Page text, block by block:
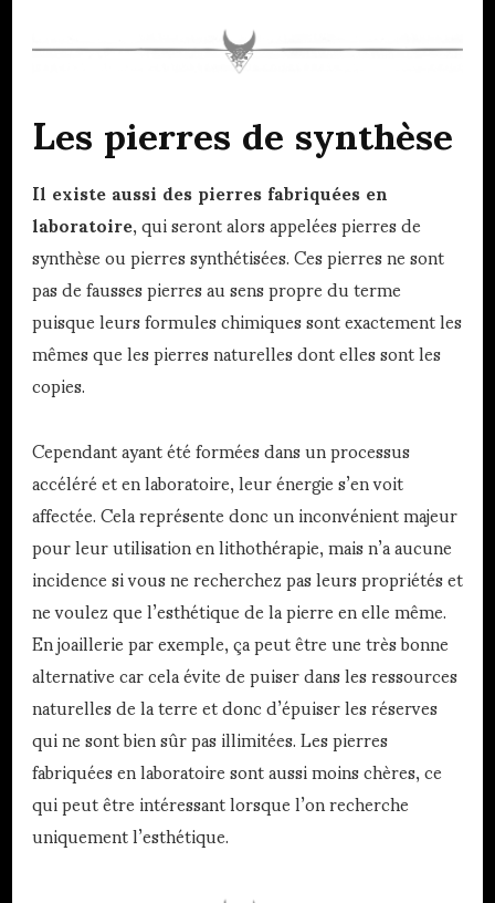
Les pierres de synthèse
Il existe aussi des pierres fabriquées en
laboratoire, qui seront alors appelées pierres de
synthèse ou pierres synthétisées. Ces pierres ne sont
pas de fausses pierres au sens propre du terme
puisque leurs formules chimiques sont exactement les
mêmes que les pierres naturelles dont elles sont les
copies.
Cependant ayant été formées dans un processus
accéléré et en laboratoire, leur énergie s’en voit
affectée. Cela représente donc un inconvénient majeur
pour leur utilisation en lithothérapie, mais n’a aucune
incidence si vous ne recherchez pas leurs propriétés et
ne voulez que l’esthétique de la pierre en elle même.
En joaillerie par exemple, ça peut être une très bonne
alternative car cela évite de puiser dans les ressources
naturelles de la terre et donc d’épuiser les réserves
qui ne sont bien sûr pas illimitées. Les pierres
fabriquées en laboratoire sont aussi moins chères, ce
qui peut être intéressant lorsque l’on recherche
uniquement l’esthétique.